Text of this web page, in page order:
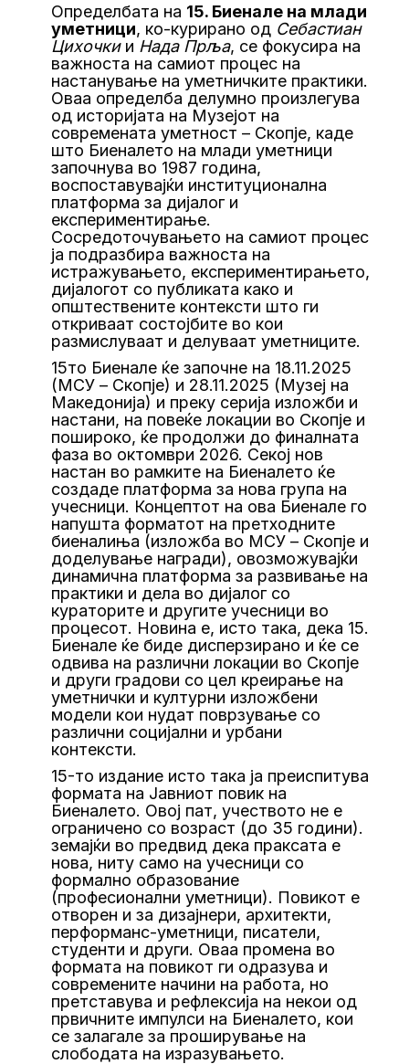
Определбата на 15. Биенале на млади
уметници, ко-курирано од Себастиан
Цихочкии Нада Прља, се фокусира на
важноста на самиот процес на
настанување на уметничките практики.
Оваа определба делумно произлегува
од историјата на Музејот на
современата уметност – Скопје, каде
што Биеналето на млади уметници
започнува во 1987 година,
воспоставувајќи институционална
платформа за дијалог и
експериментирање.
Сосредоточувањето на самиот процес
ја подразбира важноста на
истражувањето, експериментирањето,
дијалогот со публиката како и
општествените контексти што ги
откриваат состојбите во кои
размислуваат и делуваат уметниците.
15то Биенале ќе започне на 18.11.2025
(МСУ – Скопје) и 28.11.2025 (Музеј на
Македонија) и преку серија изложби и
настани, на повеќе локации во Скопје и
пошироко, ќе продолжи до финалната
фаза во октомври 2026. Секој нов
настан во рамките на Биеналето ќе
создаде платформа за нова група на
учесници. Концептот на ова Биенале го
напушта форматот на претходните
биеналиња (изложба во МСУ – Скопје и
доделување награди), овозможувајќи
динамична платформа за развивање на
практики и дела во дијалог со
кураторите и другите учесници во
процесот. Новина е, исто така, дека 15.
Биенале ќе биде дисперзирано и ќе се
одвива на различни локации во Скопје
и други градови со цел креирање на
уметнички и културни изложбени
модели кои нудат поврзување со
различни социјални и урбани
контексти.
15-то издание исто така ја преиспитува
формата на Јавниот повик на
Биеналето. Овој пат, учеството не е
ограничено со возраст (до 35 години).
земајќи во предвид дека праксата е
нова, ниту само на учесници со
формално образование
(професионални уметници). Повикот е
отворен и за дизајнери, архитекти,
перформанс-уметници, писатели,
студенти и други. Овaа промена во
формата на повикот ги одразува и
современите начини на работа, но
претставува и рефлексија на некои од
првичните импулси на Биеналето, кои
се залагале за проширување на
слободата на изразувањето.